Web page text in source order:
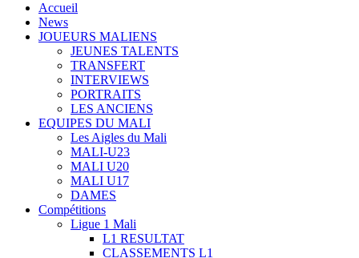
Accueil
News
JOUEURS MALIENS
JEUNES TALENTS
TRANSFERT
INTERVIEWS
PORTRAITS
LES ANCIENS
EQUIPES DU MALI
Les Aigles du Mali
MALI-U23
MALI U20
MALI U17
DAMES
Compétitions
Ligue 1 Mali
L1 RESULTAT
CLASSEMENTS L1